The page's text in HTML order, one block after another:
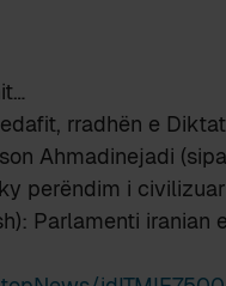
rradhën e
Ahmadinejadi
perëndim i
Parlamenti iranian